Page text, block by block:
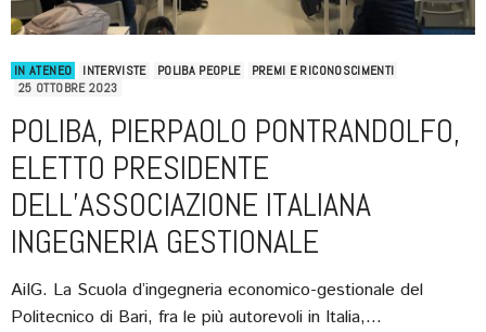
IN ATENEO INTERVISTE POLIBA PEOPLE
PREMI E RICONOSCIMENTI
25 OTTOBRE 2023
POLIBA, PIERPAOLO PONTRANDOLFO,
ELETTO PRESIDENTE
DELL’ASSOCIAZIONE ITALIANA
INGEGNERIA GESTIONALE
AiIG. La Scuola d’ingegneria economico-gestionale del
Politecnico di Bari, fra le più autorevoli in Italia,…